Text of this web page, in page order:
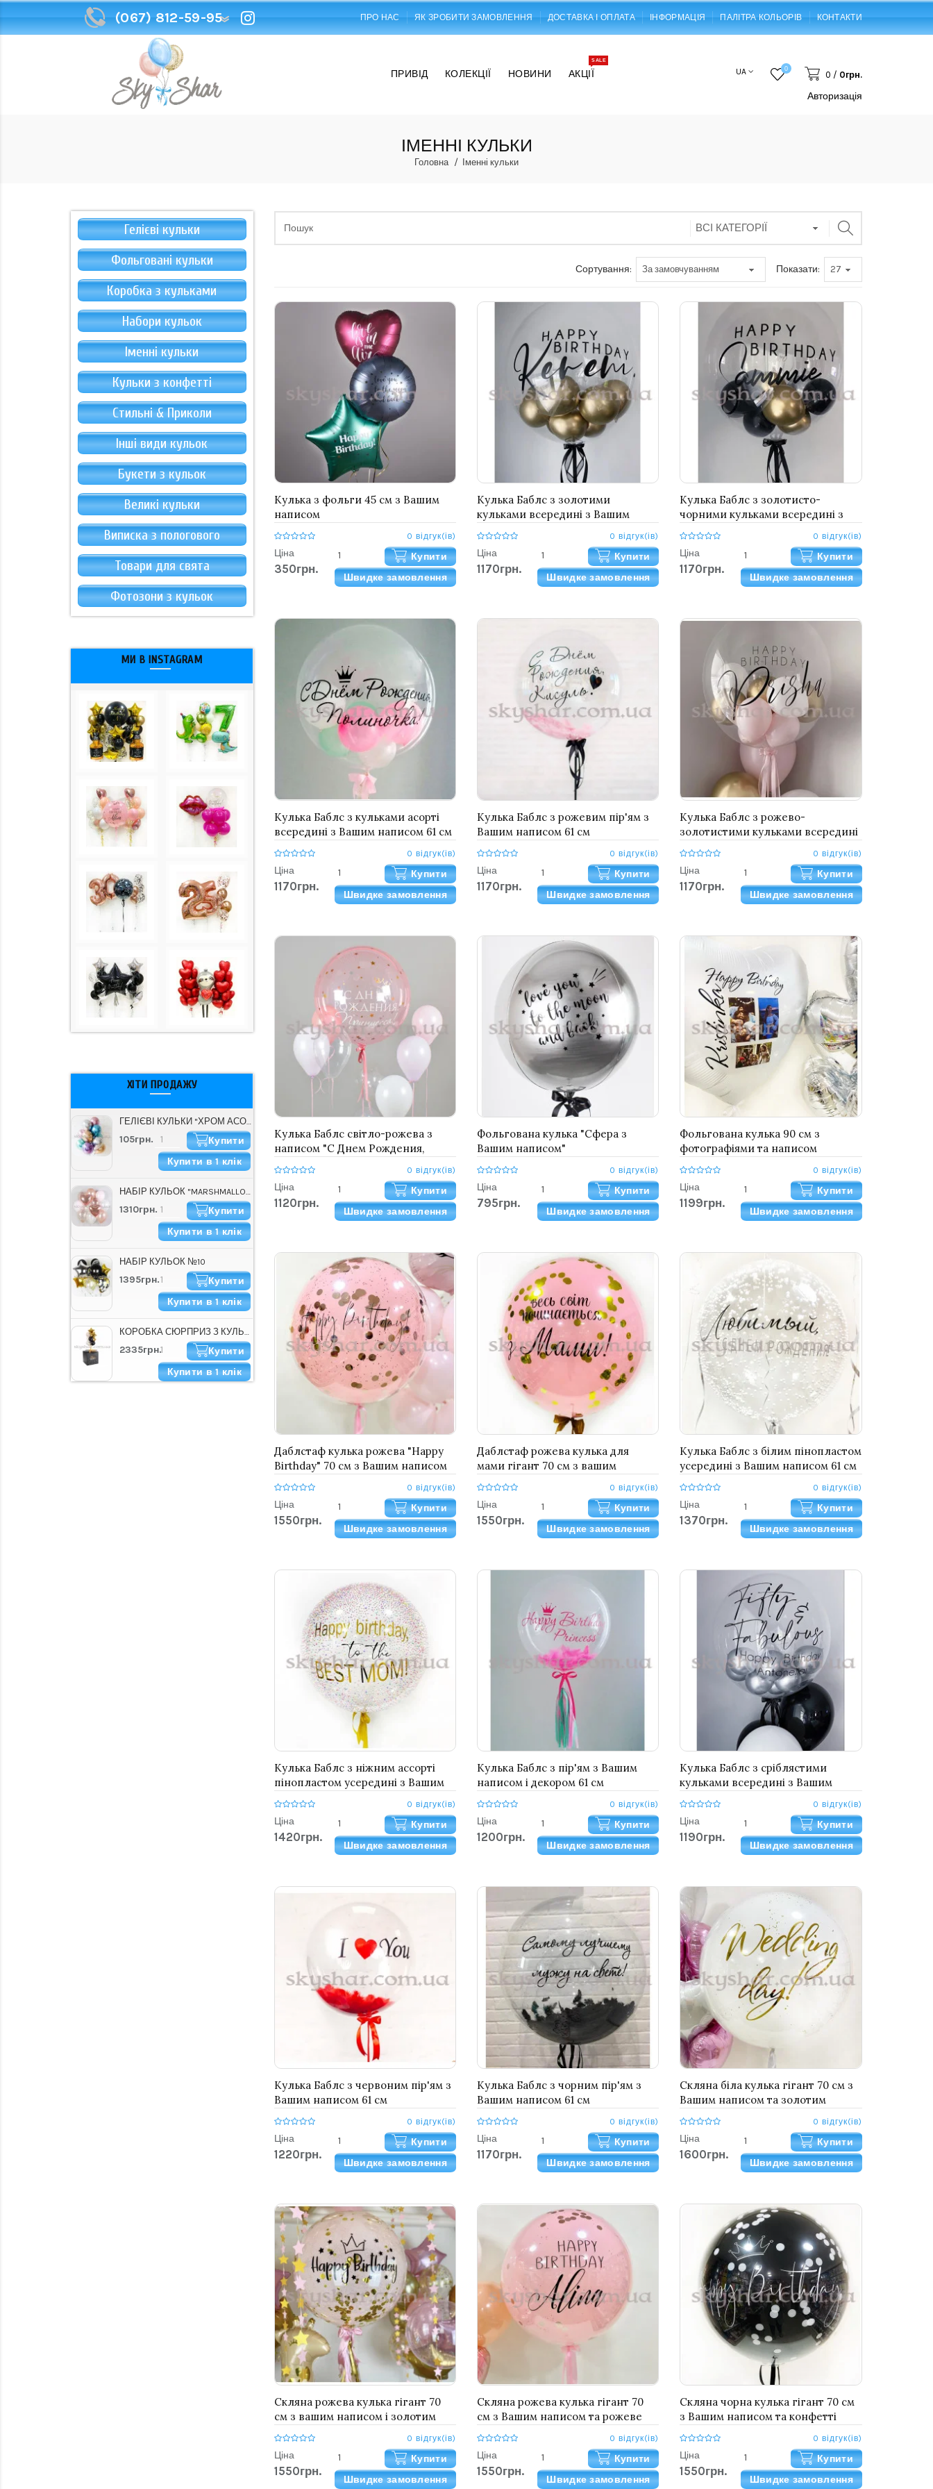
(067) 812-59-95
(067) 812-59-95
ПРО НАС ЯК ЗРОБИТИ ЗАМОВЛЕННЯ ДОСТАВКА І ОПЛАТА ІНФОРМАЦІЯ ПАЛІТРА КОЛЬОРІВ КОНТАКТИ
ПРИВІД КОЛЕКЦІЇ НОВИНИ АКЦІЇ
SALE
UA 0
0 / 0грн.
Авторизація
ІМЕННІ КУЛЬКИ
Головна Іменні кульки
Гелієві кульки
Фольговані кульки
Коробка з кульками
Набори кульок
Іменні кульки
Кульки з конфетті
Стильні & Приколи
Інші види кульок
Букети з кульок
Великі кульки
Виписка з пологового
Товари для свята
Фотозони з кульок
МИ В INSTAGRAM
ХІТИ ПРОДАЖУ
ГЕЛІЄВІ КУЛЬКИ "ХРОМ АСОРТІ" (30 СМ)
105грн.
Купити
Купити в 1 клік
НАБІР КУЛЬОК "MARSHMALLOW"
1310грн.
Купити
Купити в 1 клік
НАБІР КУЛЬОК №10
1395грн.
Купити
Купити в 1 клік
КОРОБКА СЮРПРИЗ З КУЛЬКАМИ "HAPPY B-DAY СТИЛЬНА"
2335грн.
Купити
Купити в 1 клік
Сортування: Показати:
Кулька з фольги 45 см з Вашим
написом
0 відгук(ів)
Ціна
350грн.
Купити
Швидке замовлення
Кулька Баблс з золотими
кульками всередині з Вашим
написом 61 см
0 відгук(ів)
Ціна
1170грн.
Купити
Швидке замовлення
Кулька Баблс з золотисто-
чорними кульками всередині з
Вашим написом 61 см
0 відгук(ів)
Ціна
1170грн.
Купити
Швидке замовлення
Кулька Баблс з кульками асорті
всередині з Вашим написом 61 см
0 відгук(ів)
Ціна
1170грн.
Купити
Швидке замовлення
Кулька Баблс з рожевим пір'ям з
Вашим написом 61 см
0 відгук(ів)
Ціна
1170грн.
Купити
Швидке замовлення
Кулька Баблс з рожево-
золотистими кульками всередині
з Вашим написом 61 см
0 відгук(ів)
Ціна
1170грн.
Купити
Швидке замовлення
Кулька Баблс світло-рожева з
написом "С Днем Рождения,
Принцесса!"
0 відгук(ів)
Ціна
1120грн.
Купити
Швидке замовлення
Фольгована кулька "Сфера з
Вашим написом"
0 відгук(ів)
Ціна
795грн.
Купити
Швидке замовлення
Фольгована кулька 90 см з
фотографіями та написом
0 відгук(ів)
Ціна
1199грн.
Купити
Швидке замовлення
Даблстаф кулька рожева "Happy
Birthday" 70 см з Вашим написом
та конфетті рожеве золото
0 відгук(ів)
Ціна
1550грн.
Купити
Швидке замовлення
Даблстаф рожева кулька для
мами гігант 70 см з вашим
написом і золотим конфетті
0 відгук(ів)
Ціна
1550грн.
Купити
Швидке замовлення
Кулька Баблс з білим пінопластом
усередині з Вашим написом 61 см
0 відгук(ів)
Ціна
1370грн.
Купити
Швидке замовлення
Кулька Баблс з ніжним ассорті
пінопластом усередині з Вашим
написом 61 см
0 відгук(ів)
Ціна
1420грн.
Купити
Швидке замовлення
Кулька Баблс з пір'ям з Вашим
написом і декором 61 см
0 відгук(ів)
Ціна
1200грн.
Купити
Швидке замовлення
Кулька Баблс з сріблястими
кульками всередині з Вашим
написом 61 см
0 відгук(ів)
Ціна
1190грн.
Купити
Швидке замовлення
Кулька Баблс з червоним пір'ям з
Вашим написом 61 см
0 відгук(ів)
Ціна
1220грн.
Купити
Швидке замовлення
Кулька Баблс з чорним пір'ям з
Вашим написом 61 см
0 відгук(ів)
Ціна
1170грн.
Купити
Швидке замовлення
Скляна біла кулька гігант 70 см з
Вашим написом та золотим
конфетті Даблстаф
0 відгук(ів)
Ціна
1600грн.
Купити
Швидке замовлення
Скляна рожева кулька гігант 70
см з вашим написом і золотим
конфетті Даблстаф
0 відгук(ів)
Ціна
1550грн.
Купити
Швидке замовлення
Скляна рожева кулька гігант 70
см з Вашим написом та рожеве
золото конфетті Даблстаф
0 відгук(ів)
Ціна
1550грн.
Купити
Швидке замовлення
Скляна чорна кулька гігант 70 см
з Вашим написом та конфетті
Даблстаф
0 відгук(ів)
Ціна
1550грн.
Купити
Швидке замовлення